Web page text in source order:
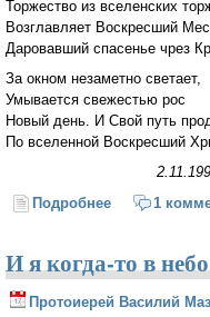
Торжество из вселенских
Возглавляет Воскресший
Даровавший спасенье чрез
За окном незаметно светает,
Умывается свежестью рос
Новый день. И Свой путь
По вселенной Воскресший
2.11.1999
Подробнее о Отгудели
1
И я когда-то в
Протоиерей Василий